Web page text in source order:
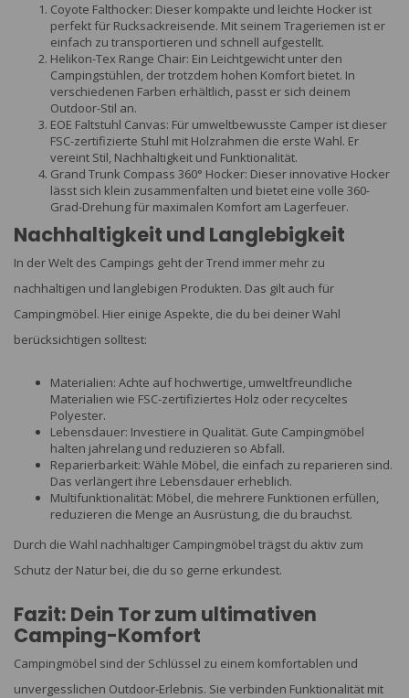
Coyote Falthocker: Dieser kompakte und leichte Hocker ist
perfekt für Rucksackreisende. Mit seinem Trageriemen ist er
einfach zu transportieren und schnell aufgestellt.
Helikon-Tex Range Chair: Ein Leichtgewicht unter den
Campingstühlen, der trotzdem hohen Komfort bietet. In
verschiedenen Farben erhältlich, passt er sich deinem
Outdoor-Stil an.
EOE Faltstuhl Canvas: Für umweltbewusste Camper ist dieser
FSC-zertifizierte Stuhl mit Holzrahmen die erste Wahl. Er
vereint Stil, Nachhaltigkeit und Funktionalität.
Grand Trunk Compass 360° Hocker: Dieser innovative Hocker
lässt sich klein zusammenfalten und bietet eine volle 360-
Grad-Drehung für maximalen Komfort am Lagerfeuer.
Nachhaltigkeit und Langlebigkeit
In der Welt des Campings geht der Trend immer mehr zu
nachhaltigen und langlebigen Produkten. Das gilt auch für
Campingmöbel. Hier einige Aspekte, die du bei deiner Wahl
berücksichtigen solltest:
Materialien: Achte auf hochwertige, umweltfreundliche
Materialien wie FSC-zertifiziertes Holz oder recyceltes
Polyester.
Lebensdauer: Investiere in Qualität. Gute Campingmöbel
halten jahrelang und reduzieren so Abfall.
Reparierbarkeit: Wähle Möbel, die einfach zu reparieren sind.
Das verlängert ihre Lebensdauer erheblich.
Multifunktionalität: Möbel, die mehrere Funktionen erfüllen,
reduzieren die Menge an Ausrüstung, die du brauchst.
Durch die Wahl nachhaltiger Campingmöbel trägst du aktiv zum
Schutz der Natur bei, die du so gerne erkundest.
Fazit: Dein Tor zum ultimativen
Camping-Komfort
Campingmöbel sind der Schlüssel zu einem komfortablen und
unvergesslichen Outdoor-Erlebnis. Sie verbinden Funktionalität mit